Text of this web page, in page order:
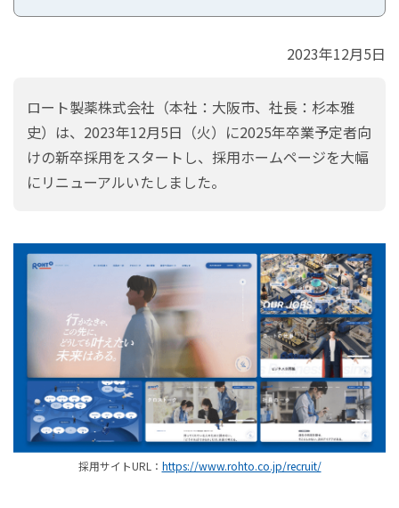
2023年12月5日
ロート製薬株式会社（本社：大阪市、社長：杉本雅
史）は、2023年12月5日（火）に2025年卒業予定者向
けの新卒採用をスタートし、採用ホームページを大幅
にリニューアルいたしました。
採用サイトURL： https://www.rohto.co.jp/recruit/